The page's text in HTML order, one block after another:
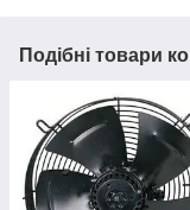
Подібні товари